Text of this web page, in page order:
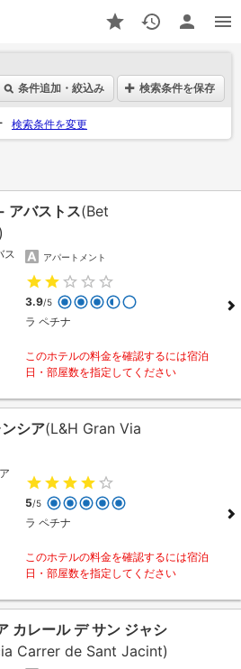
条件追加・絞込み
検索条件を保存
検索条件を変更
アバストス(Bet
アパートメント
3.9/5
ラ ペチナ
このホテルの料金を確認するには宿泊
日・部屋数を指定してください
シア(L&H Gran Via
5/5
ラ ペチナ
このホテルの料金を確認するには宿泊
日・部屋数を指定してください
カレール デ サン ジャシ
Carrer de Sant Jacint)